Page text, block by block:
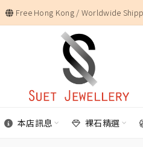
Free Hong Kong / Worldwide
本店訊息 裸石精選